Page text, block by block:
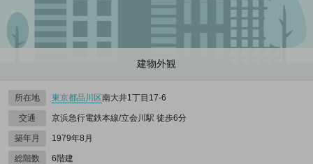
建物外観
所在地 東京都品川区南大井1丁目17-6
交通 京浜急行電鉄本線/立会川駅 徒歩6分
築年月 1979年8月
総階数 6階建